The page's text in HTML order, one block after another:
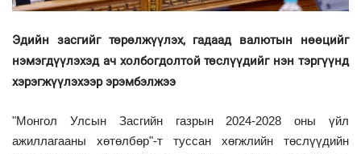
Эдийн засгийг төрөлжүүлэх, гадаад валютын нөөцийг
нэмэгдүүлэхэд ач холбогдолтой төслүүдийг нэн тэргүүнд
хэрэгжүүлэхээр эрэмбэлжээ
"Монгол Улсын Засгийн газрын 2024-2028 оны үйл
ажиллагааны хөтөлбөр"-т туссан хөгжлийн төслүүдийн